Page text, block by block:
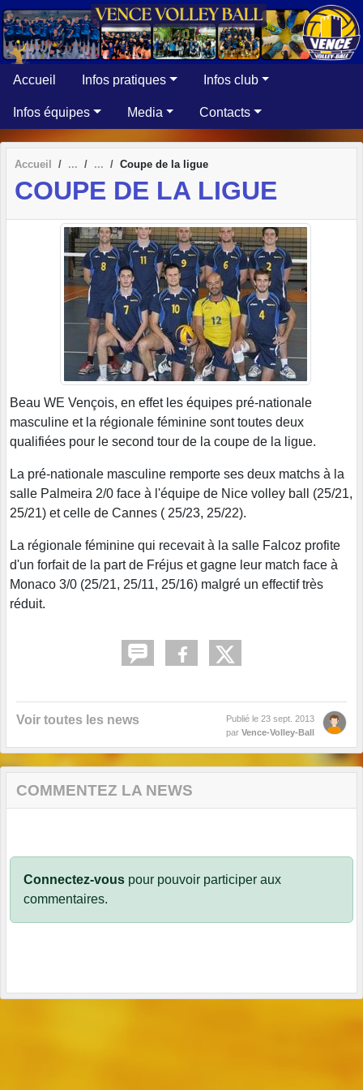
Accueil Infos pratiques Infos club
Infos équipes Media Contacts
Accueil Coupe de la ligue
COUPE DE LA LIGUE
Beau WE Vençois, en effet les équipes pré-nationale
masculine et la régionale féminine sont toutes deux
qualifiées pour le second tour de la coupe de la ligue.
La pré-nationale masculine remporte ses deux matchs à la
salle Palmeira 2/0 face à l'équipe de Nice volley ball (25/21,
25/21) et celle de Cannes ( 25/23, 25/22).
La régionale féminine qui recevait à la salle Falcoz profite
d'un forfait de la part de Fréjus et gagne leur match face à
Monaco 3/0 (25/21, 25/11, 25/16) malgré un effectif très
réduit.
Voir toutes les news Publié le 23 sept. 2013
par Vence-Volley-Ball
COMMENTEZ LA NEWS
Connectez-vous pour pouvoir participer aux
commentaires.
Panneau de gestion des cookies